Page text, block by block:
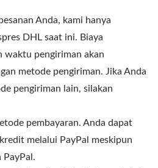
Anda, kami hanya
DHL saat ini. Biaya
waktu pengiriman akan
metode pengiriman. Jika Anda
pengiriman lain, silakan
pembayaran. Anda dapat
melalui PayPal meskipun